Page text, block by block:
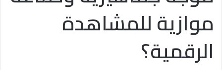
موازية للمشاهدة
الرقمية؟